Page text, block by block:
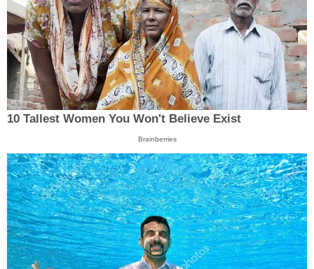
10 Tallest Women You Won't Believe Exist
Brainberries